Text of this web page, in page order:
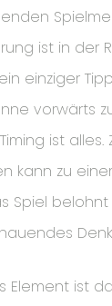
ist in der
einziger
vorwärts
ist
kann zu
Spiel belohnt
Element ist